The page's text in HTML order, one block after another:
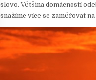
slovo. Většina domácností
snažíme více se zaměřovat